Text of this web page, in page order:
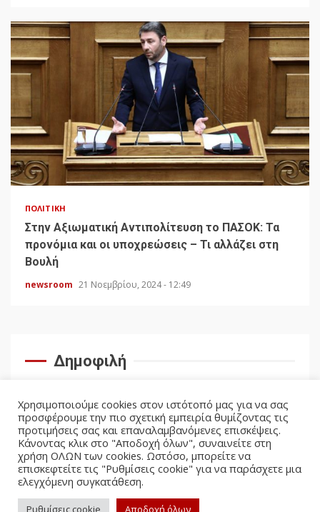
ΠΟΛΙΤΙΚΉ
Στην Αξιωματική Αντιπολίτευση το ΠΑΣΟΚ: Τα
προνόμια και οι υποχρεώσεις – Τι αλλάζει στη
Βουλή
newsroom 21 Νοεμβρίου, 2024 - 12:49
Δημοφιλή
Χρησιμοποιούμε cookies στον ιστότοπό μας για να σας
προσφέρουμε την πιο σχετική εμπειρία θυμίζοντας τις
προτιμήσεις σας και επαναλαμβανόμενες επισκέψεις.
Κάνοντας κλικ στο "Αποδοχή όλων", συναινείτε στη
χρήση ΟΛΩΝ των cookies. Ωστόσο, μπορείτε να
επισκεφτείτε τις "Ρυθμίσεις cookie" για να παράσχετε μια
ελεγχόμενη συγκατάθεση.
Ρυθμίσεις cookie Αποδοχή όλων